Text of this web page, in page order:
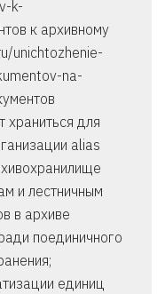
k-
к архивному
unichtozhenie-
na-
храниться для
alias
и лестничным
в архиве
поединичного
единиц